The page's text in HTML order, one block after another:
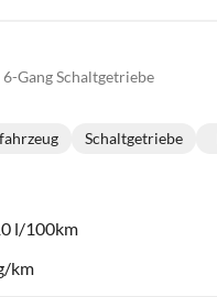
6-Gang Schaltgetriebe
Getriebe:
Schaltgetriebe
l/100km
km